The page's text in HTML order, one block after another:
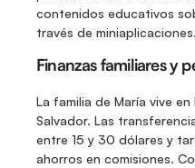
contenidos educativos
través de miniaplicaciones.
Finanzas familiares y
La familia de María vive
Salvador. Las
entre 15 y 30 dólares y
ahorros en comisiones.